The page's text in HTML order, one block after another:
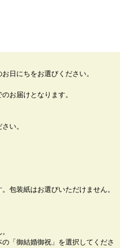
日にちをお選びください。
お届けとなります。
い。
包装紙はお選びいただけません。
「御結婚御祝」を選択してくださ